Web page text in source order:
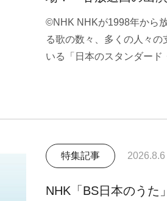
©NHK NHKが1998年から
る歌の数々、多くの人々
いる「日本のスタンダー
特集記事 2026.8.6
NHK「BS日本のうた